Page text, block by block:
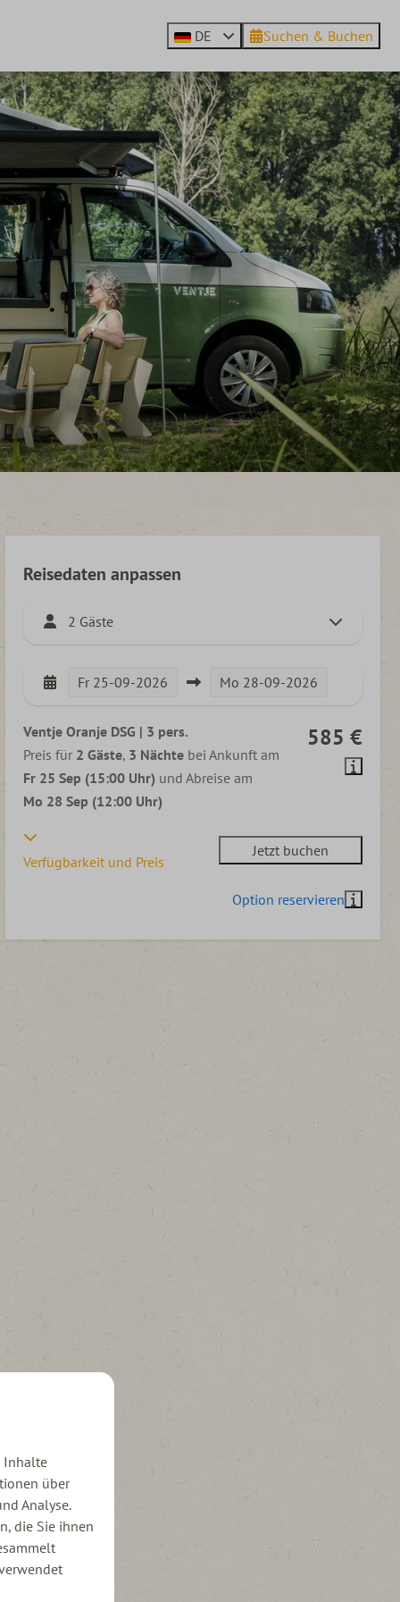
DE Suchen & Buchen
Reisedaten anpassen
2 Gäste
Fr 25-09-2026 Mo 28-09-2026
585 €
Ventje Oranje DSG | 3 pers.
Preis für 2 Gäste, 3 Nächte bei Ankunft am
Fr 25 Sep (15:00 Uhr) und Abreise am
Mo 28 Sep (12:00 Uhr)
Verfügbarkeit und Preis
Jetzt buchen
Inhalte
über
Analyse.
die Sie ihnen